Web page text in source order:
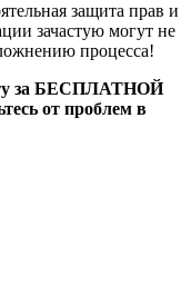
защита прав и
зачастую могут не
процесса!
за БЕСПЛАТНОЙ
от проблем в